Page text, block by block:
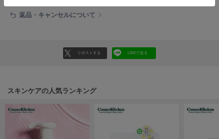
ファーファー
ジェラート ピケ スリープ
GRAMICCI
グラミチ
返品・キャンセルについて
リポストする LINEで送る
スキンケアの人気ランキング